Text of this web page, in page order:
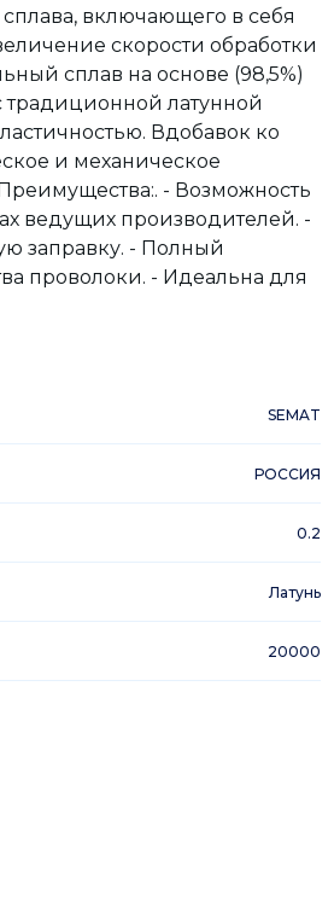
включающего в себя
скорости обработки
сплав на основе (98,5%)
традиционной латунной
Вдобавок ко
и механическое
- Возможность
ведущих производителей. -
заправку. - Полный
проволоки. - Идеальна для
SEMAT
РОССИЯ
0.2
Латунь
20000